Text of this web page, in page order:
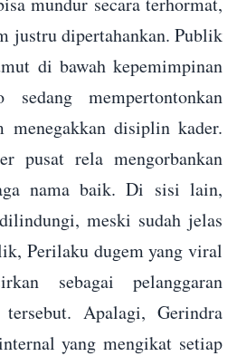
justru dipertahankan. Publik
di bawah kepemimpinan
mempertontonkan
menegakkan disiplin kader.
pusat rela mengorbankan
nama baik. Di sisi lain,
meski sudah jelas
Perilaku dugem yang viral
sebagai pelanggaran
Apalagi, Gerindra
yang mengikat setiap